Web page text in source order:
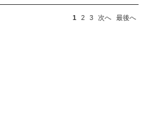
1 2 3 次へ 最後へ